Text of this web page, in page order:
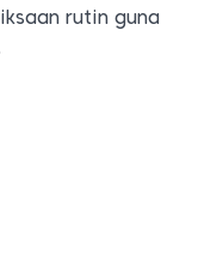
rutin guna